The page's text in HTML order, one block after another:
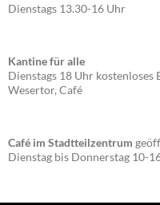
Dienstags 13.30-16 Uhr
Kantine für alle
Dienstags 18 Uhr kostenloses
Wesertor, Café
Café im Stadtteilzentrum
Dienstag bis Donnerstag 10-